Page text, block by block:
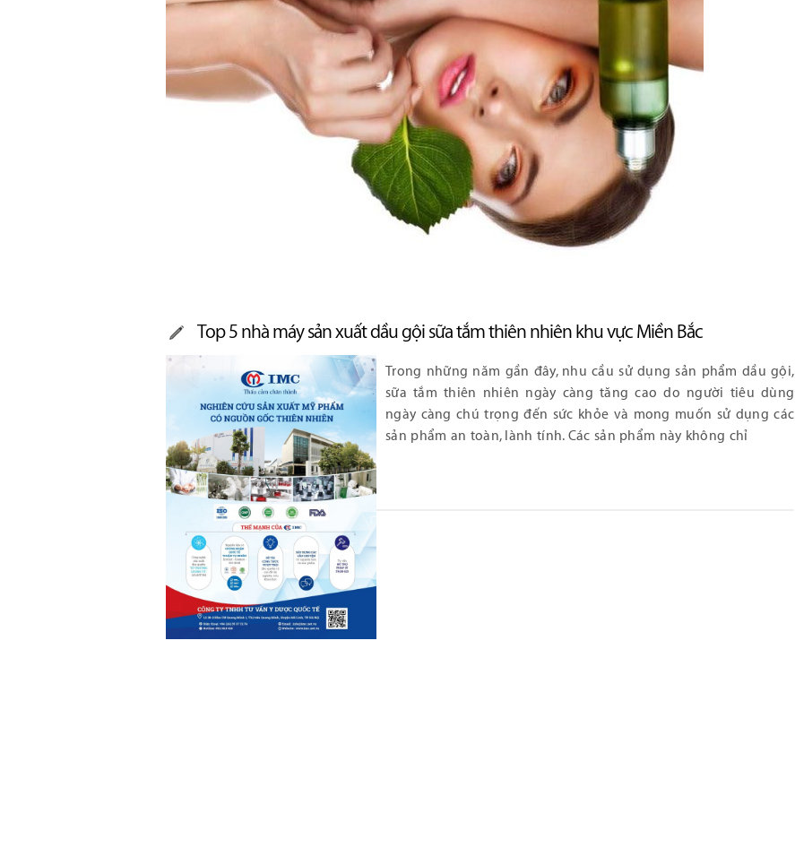
Top 5 nhà máy sản xuất dầu gội sữa tắm thiên nhiên khu vực Miền Bắc
Trong những năm gần đây, nhu cầu sử dụng sản phẩm dầu gội,
sữa tắm thiên nhiên ngày càng tăng cao do người tiêu dùng
ngày càng chú trọng đến sức khỏe và mong muốn sử dụng các
sản phẩm an toàn, lành tính. Các sản phẩm này không chỉ